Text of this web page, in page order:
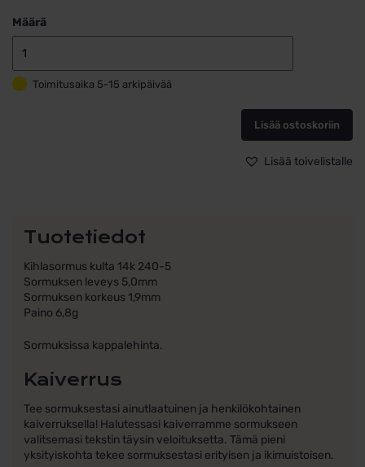
Määrä
Schalins
240-
5
Toimitusaika 5-15 arkipäivää
Lisää ostoskoriin
Lisää toivelistalle
Tuotetiedot
Kihlasormus kulta 14k 240-5
Sormuksen leveys 5,0mm
Sormuksen korkeus 1,9mm
Paino 6,8g
Sormuksissa kappalehinta.
Kaiverrus
Tee sormuksestasi ainutlaatuinen ja henkilökohtainen
kaiverruksella! Halutessasi kaiverramme sormukseen
valitsemasi tekstin täysin veloituksetta. Tämä pieni
yksityiskohta tekee sormuksestasi erityisen ja ikimuistoisen.